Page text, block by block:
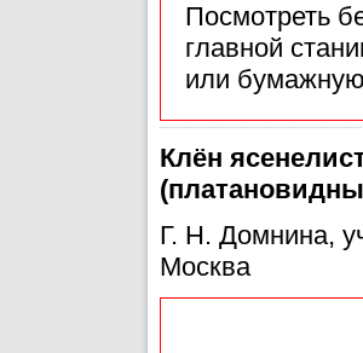
Посмотреть
главной
или
Клён
Г. Н. Домнина,
Москва